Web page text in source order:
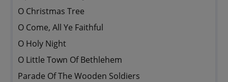
O Christmas Tree
O Come, All Ye Faithful
O Holy Night
O Little Town Of Bethlehem
Parade Of The Wooden Soldiers